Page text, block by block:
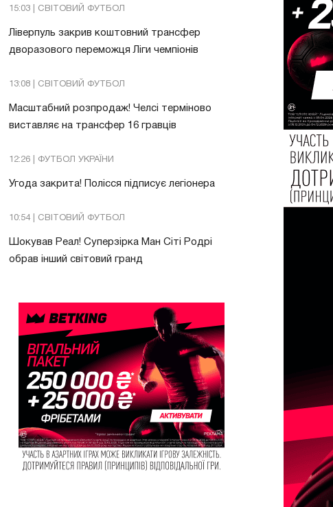
15:03 | СВІТОВИЙ ФУТБОЛ
Ліверпуль закрив коштовний трансфер
дворазового переможця Ліги чемпіонів
13:08 | СВІТОВИЙ ФУТБОЛ
Масштабний розпродаж! Челсі терміново
виставляє на трансфер 16 гравців
12:26 | ФУТБОЛ УКРАЇНИ
Угода закрита! Полісся підписує легіонера
10:54 | СВІТОВИЙ ФУТБОЛ
Шокував Реал! Суперзірка Ман Сіті Родрі
обрав інший світовий гранд